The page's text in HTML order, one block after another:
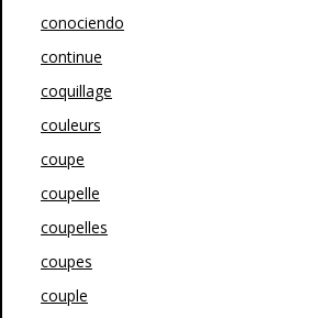
conociendo
continue
coquillage
couleurs
coupe
coupelle
coupelles
coupes
couple